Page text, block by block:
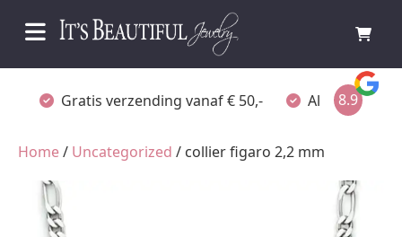
Gratis verzending vanaf € 50,- Altijd verpakt
8.9
Home/ Uncategorized / collier figaro 2,2 mm